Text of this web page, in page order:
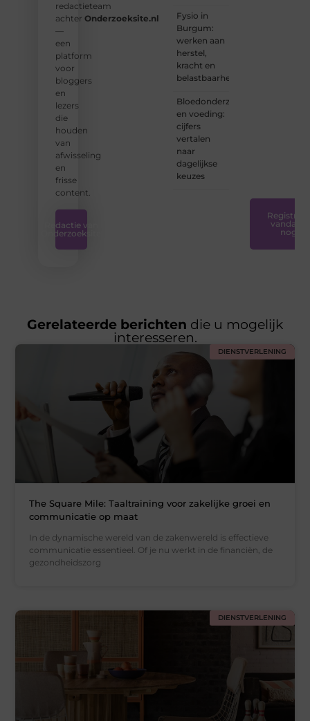
redactieteam
achter Onderzoeksite.nl
—
een
platform
voor
bloggers
en
lezers
die
houden
van
afwisseling
en
frisse
content.
Redactie van
Onderzoeksite
Fysio in
Burgum:
werken aan
herstel,
kracht en
belastbaarheid
Bloedonderzoek
en voeding:
cijfers
vertalen
naar
dagelijkse
keuzes
Registreer
vandaag
nog
Gerelateerde berichten die u mogelijk
interesseren.
DIENSTVERLENING
The Square Mile: Taaltraining voor zakelijke groei en
communicatie op maat
In de dynamische wereld van de zakenwereld is effectieve
communicatie essentieel. Of je nu werkt in de financiën, de
gezondheidszorg
DIENSTVERLENING